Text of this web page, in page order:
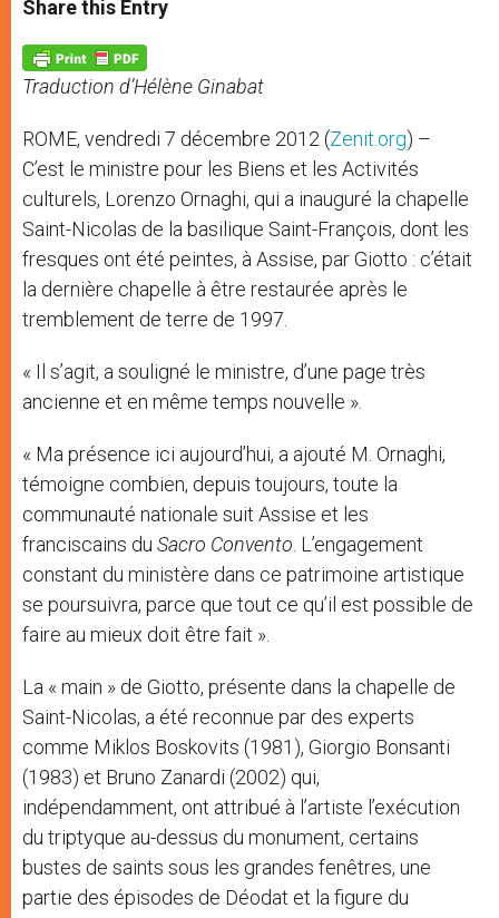
s
p
p
e
g
e
r
b
o
k
Share this Entry
Traduction d’Hélène Ginabat
ROME, vendredi 7 décembre 2012 (Zenit.org) –
C’est le ministre pour les Biens et les Activités
culturels, Lorenzo Ornaghi, qui a inauguré la chapelle
Saint-Nicolas de la basilique Saint-François, dont les
fresques ont été peintes, à Assise, par Giotto : c’était
la dernière chapelle à être restaurée après le
tremblement de terre de 1997.
« Il s’agit, a souligné le ministre, d’une page très
ancienne et en même temps nouvelle ».
« Ma présence ici aujourd’hui, a ajouté M. Ornaghi,
témoigne combien, depuis toujours, toute la
communauté nationale suit Assise et les
franciscains du Sacro Convento . L’engagement
constant du ministère dans ce patrimoine artistique
se poursuivra, parce que tout ce qu’il est possible de
faire au mieux doit être fait ».
La « main » de Giotto, présente dans la chapelle de
Saint-Nicolas, a été reconnue par des experts
comme Miklos Boskovits (1981), Giorgio Bonsanti
(1983) et Bruno Zanardi (2002) qui,
indépendamment, ont attribué à l’artiste l’exécution
du triptyque au-dessus du monument, certains
bustes de saints sous les grandes fenêtres, une
partie des épisodes de Déodat et la figure du